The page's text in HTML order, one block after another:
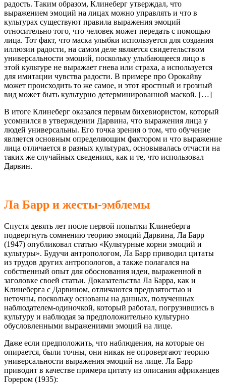
радость. Таким образом, Клинеберг утверждал, что
выражением эмоций на лицах можно управлять и что в
культурах существуют правила выражения эмоций
относительно того, что человек может передать с помощью
лица. Тот факт, что маска улыбки используется для создания
иллюзии радости, на самом деле является свидетельством
универсальности эмоций, поскольку улыбающееся лицо в
этой культуре не выражает гнева или страха, а используется
для имитации чувства радости. В примере про Орокайву
может происходить то же самое, и этот яростный и грозный
вид может быть культурно детерминированной маской. […]
В итоге Клинеберг оказался первым бихевиористом, который
усомнился в утверждении Дарвина, что выражения лица у
людей универсальны. Его точка зрения о том, что обучение
является основным определяющим фактором и что выражение
лица отличается в разных культурах, основывалась отчасти на
таких же случайных сведениях, как и те, что использовал
Дарвин.
Ла Барр и жесты-эмблемы
Спустя девять лет после первой попытки Клинеберга
подвергнуть сомнению теорию эмоций Дарвина, Ла Барр
(1947) опубликовал статью «Культурные корни эмоций и
культуры». Будучи антропологом, Ла Барр приводил цитаты
из трудов других антропологов, а также полагался на
собственный опыт для обоснования идеи, выраженной в
заголовке своей статьи. Доказательства Ла Барра, как и
Клинеберга с Дарвином, отличаются предвзятостью и
неточны, поскольку основаны на данных, полученных
наблюдателем-одиночкой, который работал, погрузившись в
культуру и наблюдая за предположительно культурно
обусловленными выражениями эмоций на лице.
Даже если предположить, что наблюдения, на которые он
опирается, были точны, они никак не опровергают теорию
универсальности выражения эмоций на лице. Ла Барр
приводит в качестве примера цитату из описания африканцев
Горером (1935):